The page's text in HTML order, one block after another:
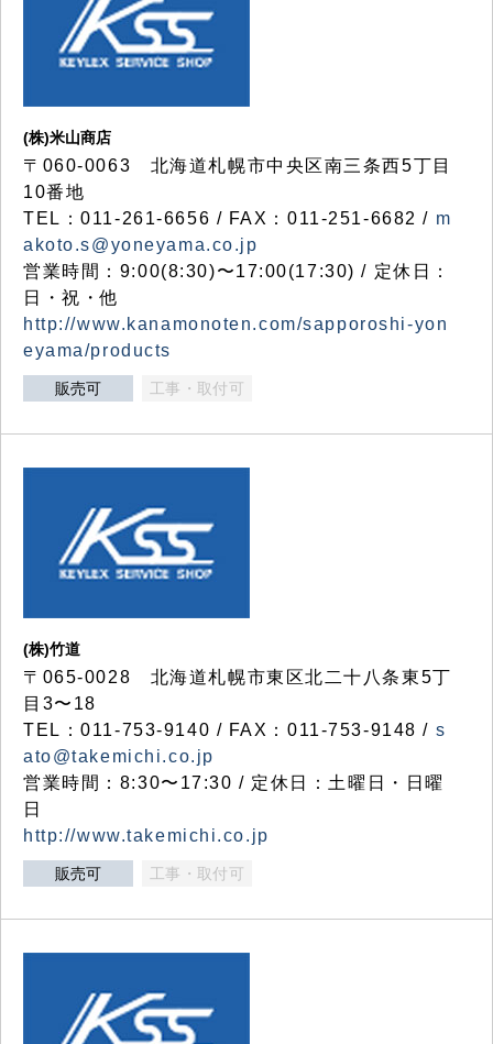
(株)米山商店
〒060-0063 北海道札幌市中央区南三条西5丁目
10番地
TEL：011-261-6656 / FAX：011-251-6682 / m
akoto.s@yoneyama.co.jp
営業時間：9:00(8:30)〜17:00(17:30) / 定休日：
日・祝・他
http://www.kanamonoten.com/sapporoshi-yon
eyama/products
販売可 工事・取付可
(株)竹道
〒065-0028 北海道札幌市東区北二十八条東5丁
目3〜18
TEL：011-753-9140 / FAX：011-753-9148 / s
ato@takemichi.co.jp
営業時間：8:30〜17:30 / 定休日：土曜日・日曜
日
http://www.takemichi.co.jp
販売可 工事・取付可